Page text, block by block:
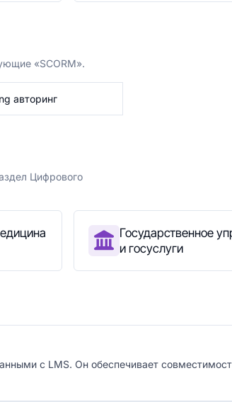
«SCORM».
авторинг
Цифрового
Государственное
и госуслуги
с LMS. Он обеспечивает